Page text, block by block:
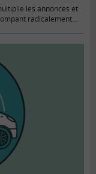
les annonces et
radicalement